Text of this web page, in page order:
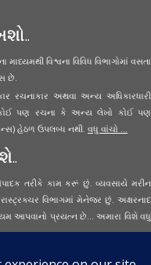
વિશ્વના વિવિધ વિભાગોમાં વસતા
છે.
રચનાકાર અથવા અન્ય અધિકારધારી
કોઈ પણ રચના કે અન્ય લેખો કોઈ પણ
હેઠળ ઉપલબ્ધ નથી. વધુ વાંચો ...
તરીકે કામ કરૂં છું. વ્યવસાયે મરીન
વિભાગમાં મેનેજર છું. અક્ષરનાદ
આપવાનો પ્રયત્ન છે... અમારા વિશે વધુ